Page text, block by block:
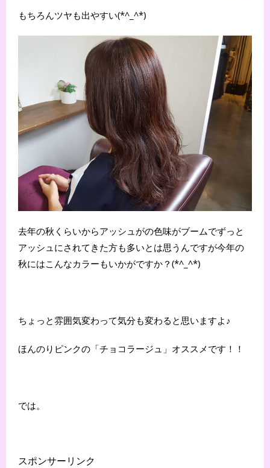
もちろんツヤも出やすい(*^_^*)
去年の秋くらいからアッシュがの色味がブームでずっと
アッシュにされてきた方も多いとは思うんですが今年の
秋にはこんなカラーもいかがですか？(*^_^*)
ちょっと雰囲気変わって気分も変わると思いますよ♪
ほんのりピンクの「チョコラージュ」オススメです！！
では。
スポンサーリンク